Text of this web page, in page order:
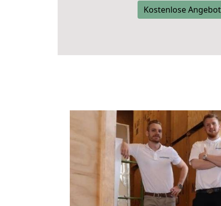
Kostenlose